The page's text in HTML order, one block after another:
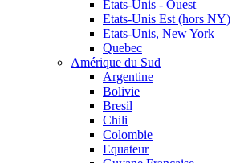
Etats-Unis - Ouest
Etats-Unis Est (hors NY)
Etats-Unis, New York
Quebec
Amérique du Sud
Argentine
Bolivie
Bresil
Chili
Colombie
Equateur